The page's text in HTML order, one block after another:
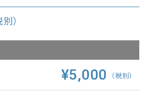
）
¥5,000 （税別）